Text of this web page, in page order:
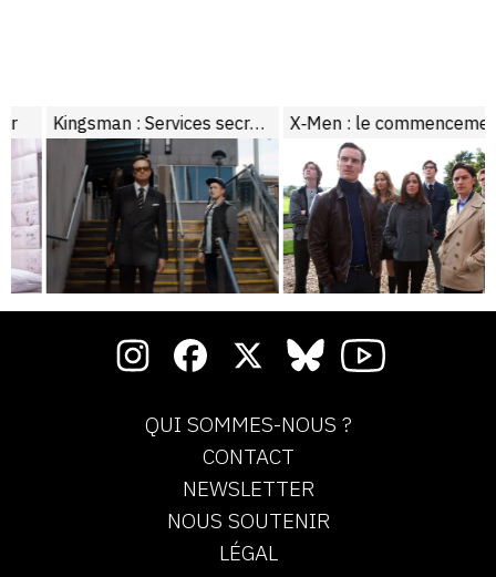
Kingsman : Services secrets X‑Men : le commencement
QUI SOMMES-NOUS ?
CONTACT
NEWSLETTER
NOUS SOUTENIR
LÉGAL